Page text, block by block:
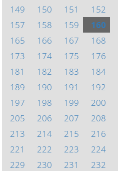
149
150 151 152
157
158 159 160
165
166 167 168
173
174 175 176
181
182 183 184
189
190 191 192
197
198 199 200
205
206 207 208
213
214 215 216
221
222 223 224
229
230 231 232